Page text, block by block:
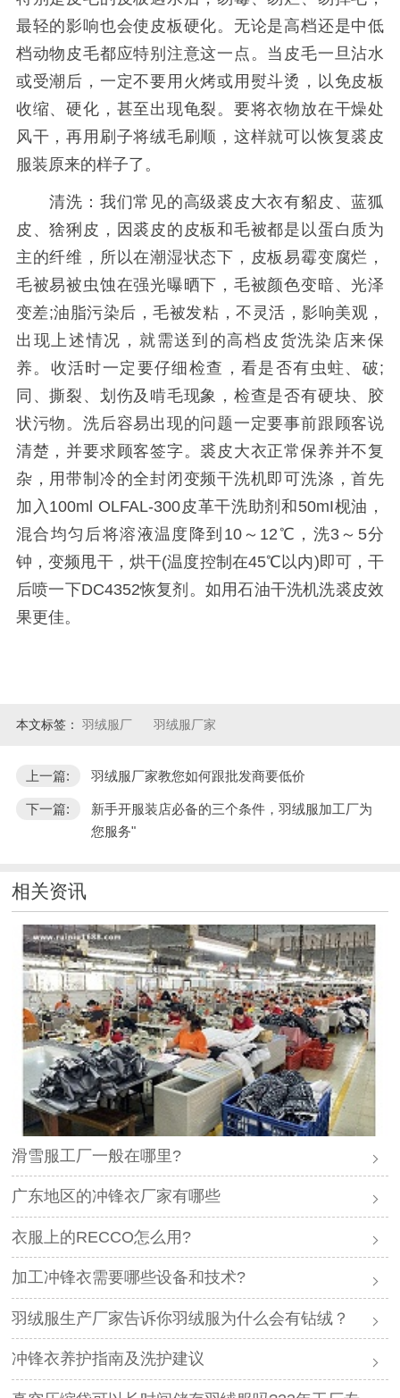
最轻的影响也会使皮板硬化。无论是高档还是中低
档动物皮毛都应特别注意这一点。当皮毛一旦沾水
或受潮后，一定不要用火烤或用熨斗烫，以免皮板
收缩、硬化，甚至出现龟裂。要将衣物放在干燥处
风干，再用刷子将绒毛刷顺，这样就可以恢复裘皮
服装原来的样子了。
清洗：我们常见的高级裘皮大衣有貂皮、蓝狐
皮、猞猁皮，因裘皮的皮板和毛被都是以蛋白质为
主的纤维，所以在潮湿状态下，皮板易霉变腐烂，
毛被易被虫蚀在强光曝晒下，毛被颜色变暗、光泽
变差;油脂污染后，毛被发粘，不灵活，影响美观，
出现上述情况，就需送到的高档皮货洗染店来保
养。收活时一定要仔细检查，看是否有虫蛀、破;
同、撕裂、划伤及啃毛现象，检查是否有硬块、胶
状污物。洗后容易出现的问题一定要事前跟顾客说
清楚，并要求顾客签字。裘皮大衣正常保养并不复
杂，用带制冷的全封闭变频干洗机即可洗涤，首先
加入100ml OLFAL-300皮革干洗助剂和50mI枧油，
混合均匀后将溶液温度降到10～12℃，洗3～5分
钟，变频甩干，烘干(温度控制在45℃以内)即可，干
后喷一下DC4352恢复剂。如用石油干洗机洗裘皮效
果更佳。
本文标签： 羽绒服厂 羽绒服厂家
上一篇: 羽绒服厂家教您如何跟批发商要低价
下一篇:
新手开服装店必备的三个条件，羽绒服加工厂为
您服务"
相关资讯
滑雪服工厂一般在哪里?
广东地区的冲锋衣厂家有哪些
衣服上的RECCO怎么用?
加工冲锋衣需要哪些设备和技术?
羽绒服生产厂家告诉你羽绒服为什么会有钻绒？
冲锋衣养护指南及洗护建议